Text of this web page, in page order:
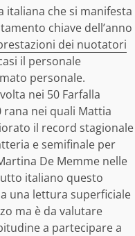
che si manifesta
chiave dell’anno
dei nuotatori
il personale
personale.
nei 50 Farfalla
nei quali Mattia
il record stagionale
e semifinale per
De Memme nelle
italiano questo
una lettura superficiale
ma è da valutare
a partecipare a